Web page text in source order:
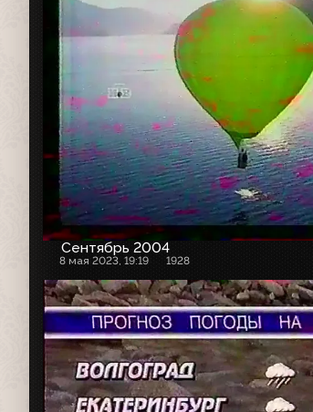
Сентябрь 2004
8 мая 2023, 19:19 1928